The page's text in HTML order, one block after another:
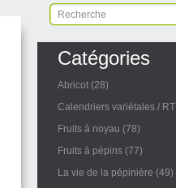
Catégories
Abricot (28)
Calendriers variétales / RT
Fruits à noyau (78)
Fruits à pépins (77)
La vie de la pépinière (49)